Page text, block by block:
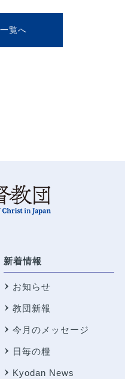
新着情報
お知らせ
教団新報
今月のメッセージ
日毎の糧
Kyodan News